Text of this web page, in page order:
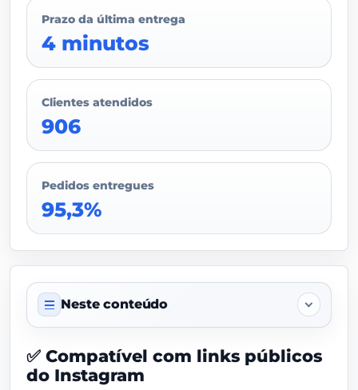
Prazo da última entrega
4 minutos
Clientes atendidos
906
Pedidos entregues
95,3%
Neste conteúdo
Sobre este serviço
O que o comprador deve enviar
✅ Compatível com links públicos
do Instagram